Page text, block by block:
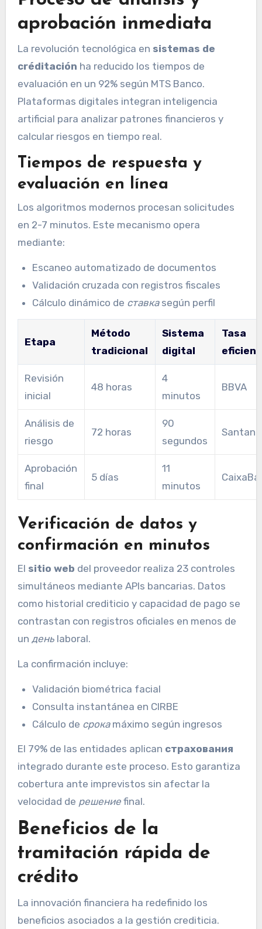
aprobación inmediata
La revolución tecnológica en sistemas de
créditación ha reducido los tiempos de
evaluación en un 92% según MTS Banco.
Plataformas digitales integran inteligencia
artificial para analizar patrones financieros y
calcular riesgos en tiempo real.
Tiempos de respuesta y
evaluación en línea
Los algoritmos modernos procesan solicitudes
en 2-7 minutos. Este mecanismo opera
mediante:
Escaneo automatizado de documentos
Validación cruzada con registros fiscales
Cálculo dinámico de ставкаsegún perfil
Etapa
Método
tradicional
Sistema
digital
Tasa
Revisión
inicial
48 horas
4
minutos
BBVA
Análisis de
riesgo
72 horas
90
segundos
Aprobación
final
5 días
11
minutos
Verificación de datos y
confirmación en minutos
El sitio web del proveedor realiza 23 controles
simultáneos mediante APIs bancarias. Datos
como historial crediticio y capacidad de pago se
contrastan con registros oficiales en menos de
un деньlaboral.
La confirmación incluye:
Validación biométrica facial
Consulta instantánea en CIRBE
Cálculo de срокаmáximo según ingresos
El 79% de las entidades aplican страхования
integrado durante este proceso. Esto garantiza
cobertura ante imprevistos sin afectar la
velocidad de решениеfinal.
Beneficios de la
tramitación rápida de
crédito
La innovación financiera ha redefinido los
beneficios asociados a la gestión crediticia.